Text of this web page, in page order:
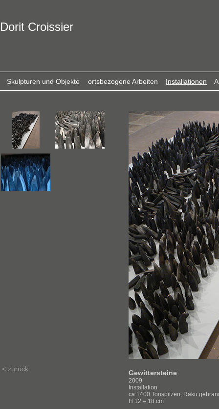
Dorit Croissier
Skulpturen und Objekte ortsbezogene Arbeiten Installationen
Gewittersteine
2009
Installation
ca.1400 Tonspitzen, Raku
H 12 – 18 cm
< zurück